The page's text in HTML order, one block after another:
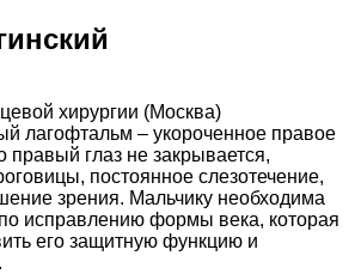
хирургии (Москва)
лагофтальм – укороченное правое
правый глаз не закрывается,
постоянное слезотечение,
зрения. Мальчику необходима
исправлению формы века, которая
его защитную функцию и